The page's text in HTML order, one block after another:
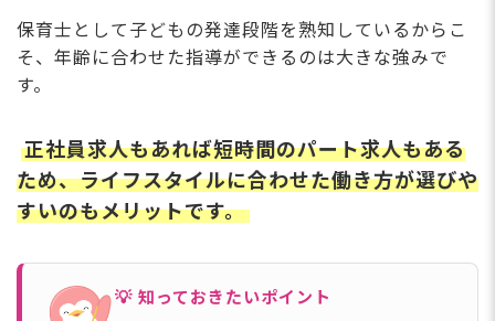
保育士として子どもの発達段階を熟知しているからこ
そ、年齢に合わせた指導ができるのは大きな強みで
す。
正社員求人もあれば短時間のパート求人もある
ため、ライフスタイルに合わせた働き方が選びや
すいのもメリットです。
💡 知っておきたいポイント